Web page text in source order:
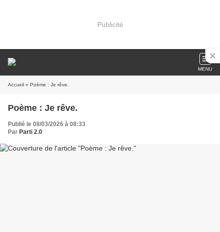
Publicité
MENU
Accueil » Poème : Je rêve.
Poème : Je rêve.
Publié le 08/03/2026 à 08:33
Par Parti 2.0